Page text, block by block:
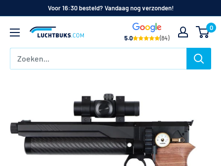
inhoud
Voor 16:30 besteld? Vandaag nog verzonden!
Luchtbuks.com
5.0 (84)
0